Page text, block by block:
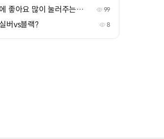
여자애들 사진에 좋아요 많이 눌러주는 애들 99
버vs블랙? 8